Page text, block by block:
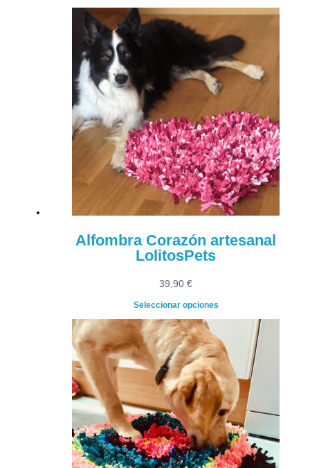
Alfombra Corazón artesanal
LolitosPets
39,90 €
Seleccionar opciones